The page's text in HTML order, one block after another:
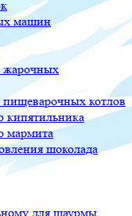
машин
жарочных
пищеварочных котлов
кипятильника
мармита
шоколада
для шаурмы